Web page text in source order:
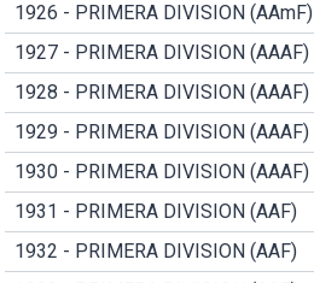
1926 - PRIMERA DIVISION (AAmF)
1927 - PRIMERA DIVISION (AAAF)
1928 - PRIMERA DIVISION (AAAF)
1929 - PRIMERA DIVISION (AAAF)
1930 - PRIMERA DIVISION (AAAF)
1931 - PRIMERA DIVISION (AAF)
1932 - PRIMERA DIVISION (AAF)